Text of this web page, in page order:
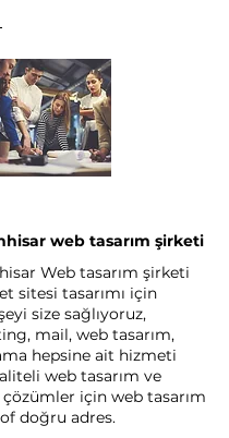
web tasarım şirketi
Web tasarım şirketi
sitesi tasarımı için
size sağlıyoruz,
mail, web tasarım,
hepsine ait hizmeti
web tasarım ve
için web tasarım
doğru adres.